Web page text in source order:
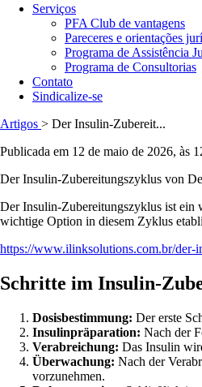
Serviços
PFA Club de vantagens
Pareceres e orientações
Programa de Assistência
Programa de Consultorias
Contato
Sindicalize-se
Artigos > Der Insulin-Zubereit...
Publicada em 12 de maio de 2026, às
Der Insulin-Zubereitungszyklus von
Der Insulin-Zubereitungszyklus ist ein
wichtige Option in diesem Zyklus
https://www.ilinksolutions.com.br/der-
Schritte im Insulin-
Dosisbestimmung: Der erste
Insulinpräparation: Nach der
Verabreichung: Das Insulin
Überwachung: Nach der
vorzunehmen.